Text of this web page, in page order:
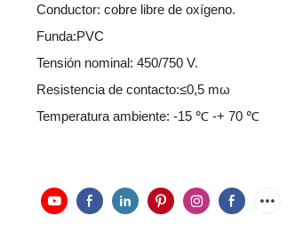
Conductor: cobre libre de oxígeno.
Funda:PVC
Tensión nominal: 450/750 V.
Resistencia de contacto:≤0,5 mω
Temperatura ambiente: -15 ℃ -+ 70 ℃